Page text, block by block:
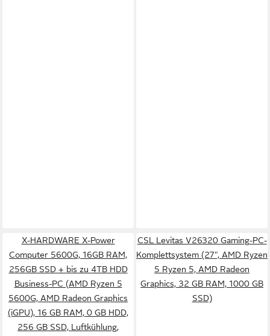
X-HARDWARE X-Power
Computer 5600G, 16GB RAM,
256GB SSD + bis zu 4TB HDD
Business-PC (AMD Ryzen 5
5600G, AMD Radeon Graphics
(iGPU), 16 GB RAM, 0 GB HDD,
256 GB SSD, Luftkühlung,
CSL Levitas V26320 Gaming-PC-
Komplettsystem (27", AMD Ryzen
5 Ryzen 5, AMD Radeon
Graphics, 32 GB RAM, 1000 GB
SSD)